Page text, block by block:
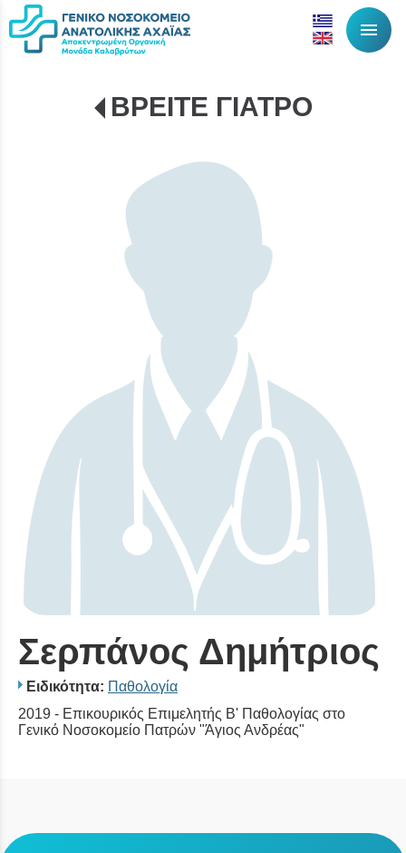
menu
ΒΡΕΙΤΕ ΓΙΑΤΡΟ
Σερπάνος Δημήτριος
Ειδικότητα: Παθολογία
2019 - Επικουρικός Επιμελητής Β' Παθολογίας στο
Γενικό Νοσοκομείο Πατρών "Άγιος Ανδρέας"